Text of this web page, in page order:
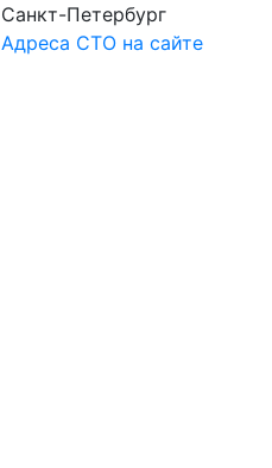
Санкт-Петербург
Адреса СТО на сайте